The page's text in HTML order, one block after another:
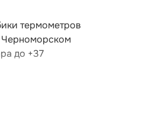
термометров
Черноморском
до +37